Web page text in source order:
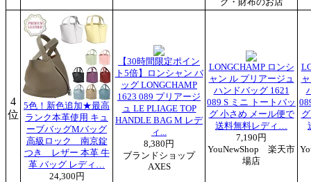
グ・財布のお店
4
位
5色！新色追加★最高
ランク本革使用 キュ
ーブバッグMバッグ
高級ロック 南京錠
つき レザー 本革 牛
革 バッグ レディ…
24,300円
【30時間限定ポイン
ト5倍】ロンシャン バ
ッグ LONGCHAMP
1623 089 プリアージ
ュ LE PLIAGE TOP
HANDLE BAG M レデ
ィ...
8,380円
ブランドショップ
AXES
LONGCHAMP ロンシ
ャン ル プリアージュ
ハンドバッグ 1621
089 S ミニ トートバッ
グ 小さめ メール便で
送料無料レディ…
7,190円
YouNewShop 楽天市
場店